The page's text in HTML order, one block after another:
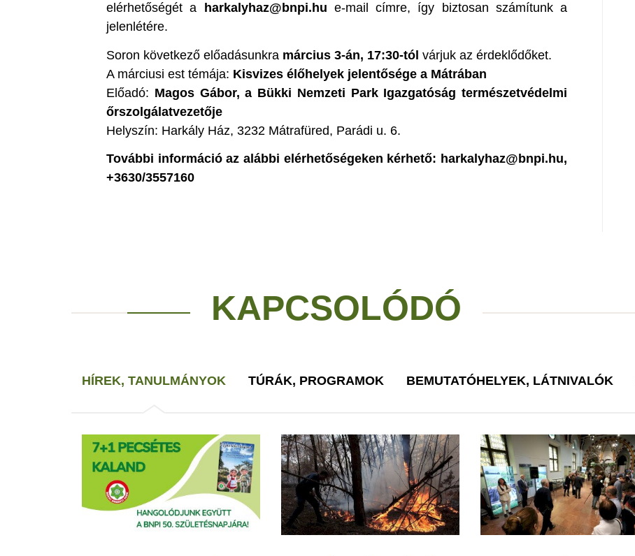
elérhetőségét a
harkalyhaz@bnpi.hu e-mail címre, így biztosan számítunk a
jelenlétére.
Soron következő előadásunkra március 3-án, 17:30-tól várjuk az érdeklődőket.
A márciusi est témája: Kisvizes élőhelyek jelentősége a Mátrában
Előadó: Magos Gábor, a Bükki Nemzeti Park Igazgatóság természetvédelmi
őrszolgálatvezetője
Helyszín: Harkály Ház, 3232 Mátrafüred, Parádi u. 6.
További információ az alábbi elérhetőségeken kérhető: harkalyhaz@bnpi.hu,
+3630/3557160
KAPCSOLÓDÓ
HÍREK, TANULMÁNYOK TÚRÁK, PROGRAMOK BEMUTATÓHELYEK, LÁTNIVALÓK